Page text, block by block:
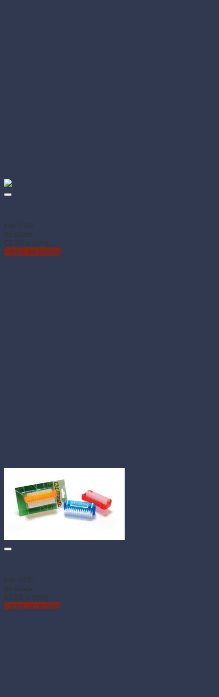
Kód: C512
Na sklade
€2.20 (s DPH)
Pridať do košíka
Kód: C530
Na sklade
€0.89 (s DPH)
Pridať do košíka